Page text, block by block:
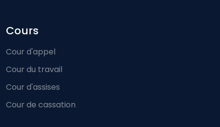
Cours
Cour d'appel
Cour du travail
Cour d'assises
Cour de cassation